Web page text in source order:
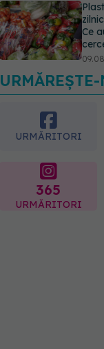
Ce
Mai
se
URMĂRITORI
365
URMĂRITORI